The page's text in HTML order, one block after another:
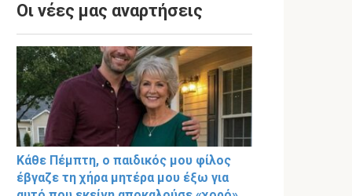
Οι νέες μας αναρτήσεις
Κάθε Πέμπτη, ο παιδικός μου φίλος
έβγαζε τη χήρα μητέρα μου έξω για